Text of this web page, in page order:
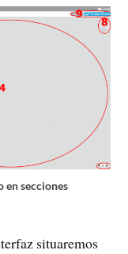
en secciones
situaremos